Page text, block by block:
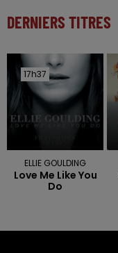
DERNIERS TITRES
17h37
17h37
ELLIE GOULDING
Love Me Like You
Do